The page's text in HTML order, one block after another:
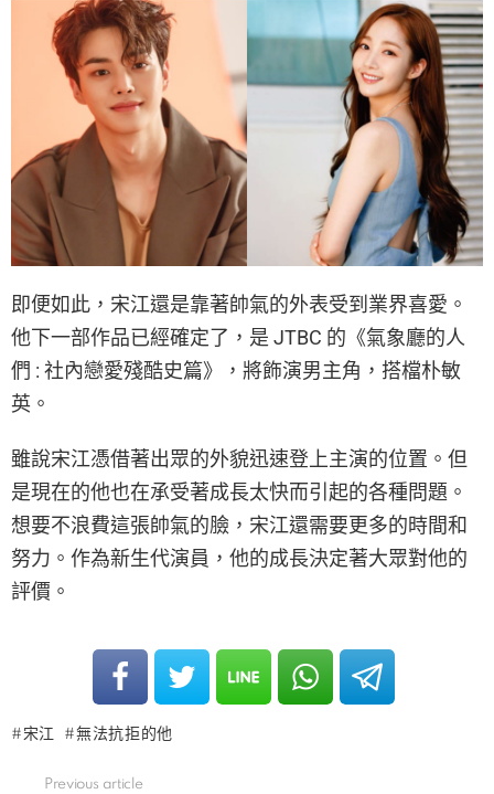
即便如此，宋江還是靠著帥氣的外表受到業界喜愛。
他下一部作品已經確定了，是 JTBC 的《氣象廳的人
們 : 社內戀愛殘酷史篇》，將飾演男主角，搭檔朴敏
英。
雖說宋江憑借著出眾的外貌迅速登上主演的位置。但
是現在的他也在承受著成長太快而引起的各種問題。
想要不浪費這張帥氣的臉，宋江還需要更多的時間和
努力。作為新生代演員，他的成長決定著大眾對他的
評價。
宋江 無法抗拒的他
Previous article